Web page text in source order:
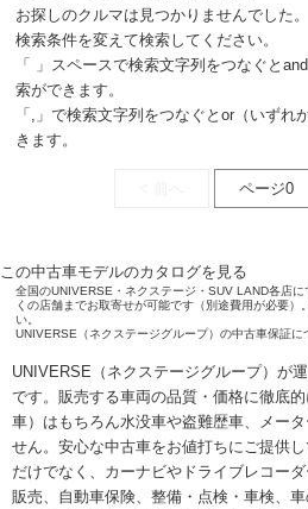
お探しのクルマは見つかりませんでした。
検索条件を変えて検索してください。
「 」スペースで検索文字列をつなぐと
索ができます。
「,」で検索文字列をつなぐとor（いずれ
きます。
ページ0
この中古車モデルのカタログを見る
全国のUNIVERSE・ネクステージ・SUV LAND各店
くの店舗までお取寄せが可能です（別途費用が必要）
い。
UNIVERSE（ネクステージグループ）の中古車保証
UNIVERSE（ネクステージグループ）が
です。販売する車両の品質・価格に徹底
車）はもちろん水没車や盗難歴車、メー
せん。安心な中古車をお値打ちにご提供
だけでなく、カーナビやドライブレコー
販売、自動車保険、整備・点検・車検、